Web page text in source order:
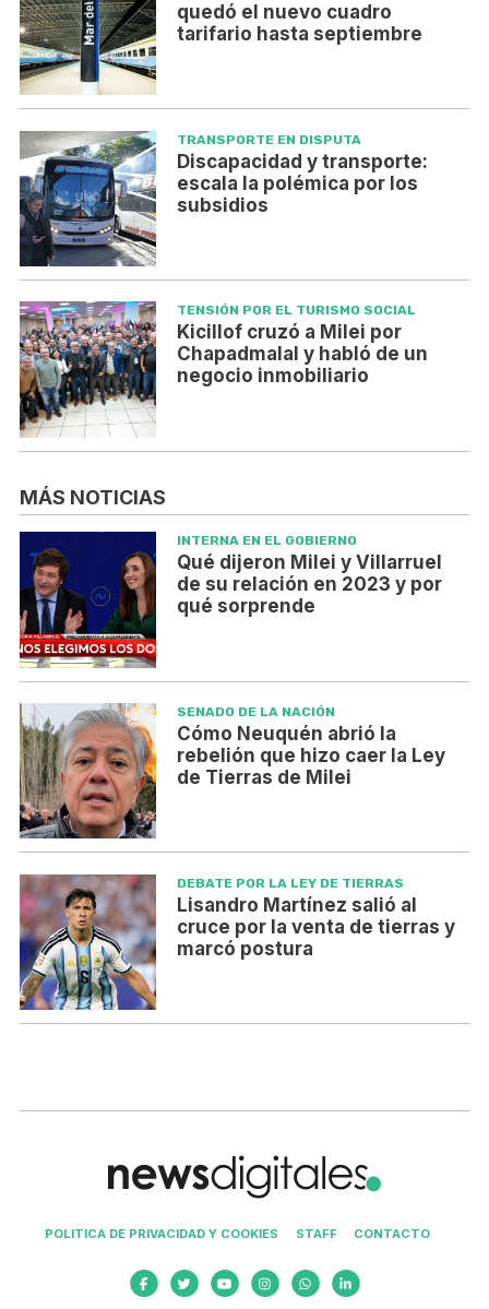
quedó el nuevo cuadro
tarifario hasta septiembre
TRANSPORTE EN DISPUTA
Discapacidad y transporte:
escala la polémica por los
subsidios
TENSIÓN POR EL TURISMO SOCIAL
Kicillof cruzó a Milei por
Chapadmalal y habló de un
negocio inmobiliario
MÁS NOTICIAS
INTERNA EN EL GOBIERNO
Qué dijeron Milei y Villarruel
de su relación en 2023 y por
qué sorprende
SENADO DE LA NACIÓN
Cómo Neuquén abrió la
rebelión que hizo caer la Ley
de Tierras de Milei
DEBATE POR LA LEY DE TIERRAS
Lisandro Martínez salió al
cruce por la venta de tierras y
marcó postura
POLITICA DE PRIVACIDAD Y COOKIES STAFF CONTACTO